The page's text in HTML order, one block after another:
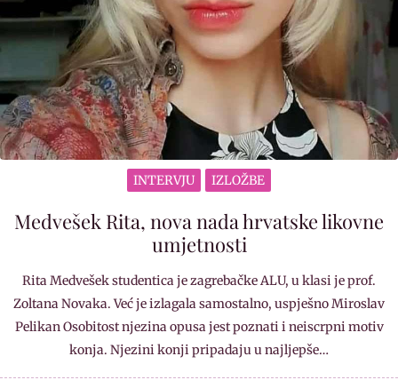
INTERVJU IZLOŽBE
Medvešek Rita, nova nada hrvatske likovne
umjetnosti
Rita Medvešek studentica je zagrebačke ALU, u klasi je prof.
Zoltana Novaka. Već je izlagala samostalno, uspješno Miroslav
Pelikan Osobitost njezina opusa jest poznati i neiscrpni motiv
konja. Njezini konji pripadaju u najljepše…